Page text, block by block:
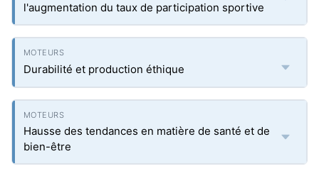
l'augmentation du taux de participation sportive
Durabilité et production éthique
Hausse des tendances en matière de santé et de
bien-être